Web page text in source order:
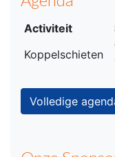
Activiteit
Koppelschieten
Volledige